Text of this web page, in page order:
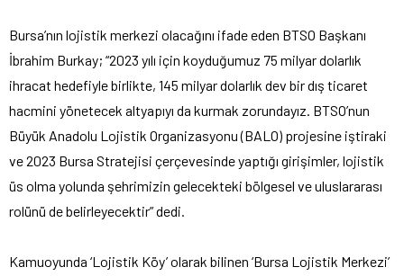
Bursa’nın lojistik merkezi olacağını ifade eden BTSO Başkanı
İbrahim Burkay; “2023 yılı için koyduğumuz 75 milyar dolarlık
ihracat hedefiyle birlikte, 145 milyar dolarlık dev bir dış ticaret
hacmini yönetecek altyapıyı da kurmak zorundayız. BTSO’nun
Büyük Anadolu Lojistik Organizasyonu (BALO) projesine iştiraki
ve 2023 Bursa Stratejisi çerçevesinde yaptığı girişimler, lojistik
üs olma yolunda şehrimizin gelecekteki bölgesel ve uluslararası
rolünü de belirleyecektir” dedi.
Kamuoyunda ‘Lojistik Köy’ olarak bilinen ‘Bursa Lojistik Merkezi’